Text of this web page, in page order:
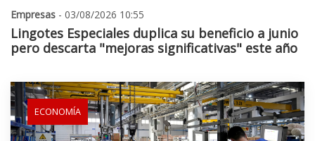
Empresas - 03/08/2026 10:55
Lingotes Especiales duplica su beneficio a junio
pero descarta "mejoras significativas" este año
ECONOMÍA